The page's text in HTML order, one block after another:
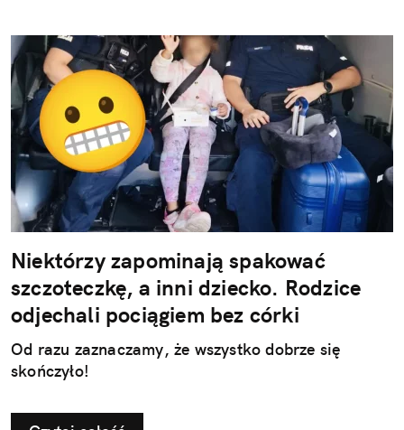
Niektórzy zapominają spakować
szczoteczkę, a inni dziecko. Rodzice
odjechali pociągiem bez córki
Od razu zaznaczamy, że wszystko dobrze się
skończyło!